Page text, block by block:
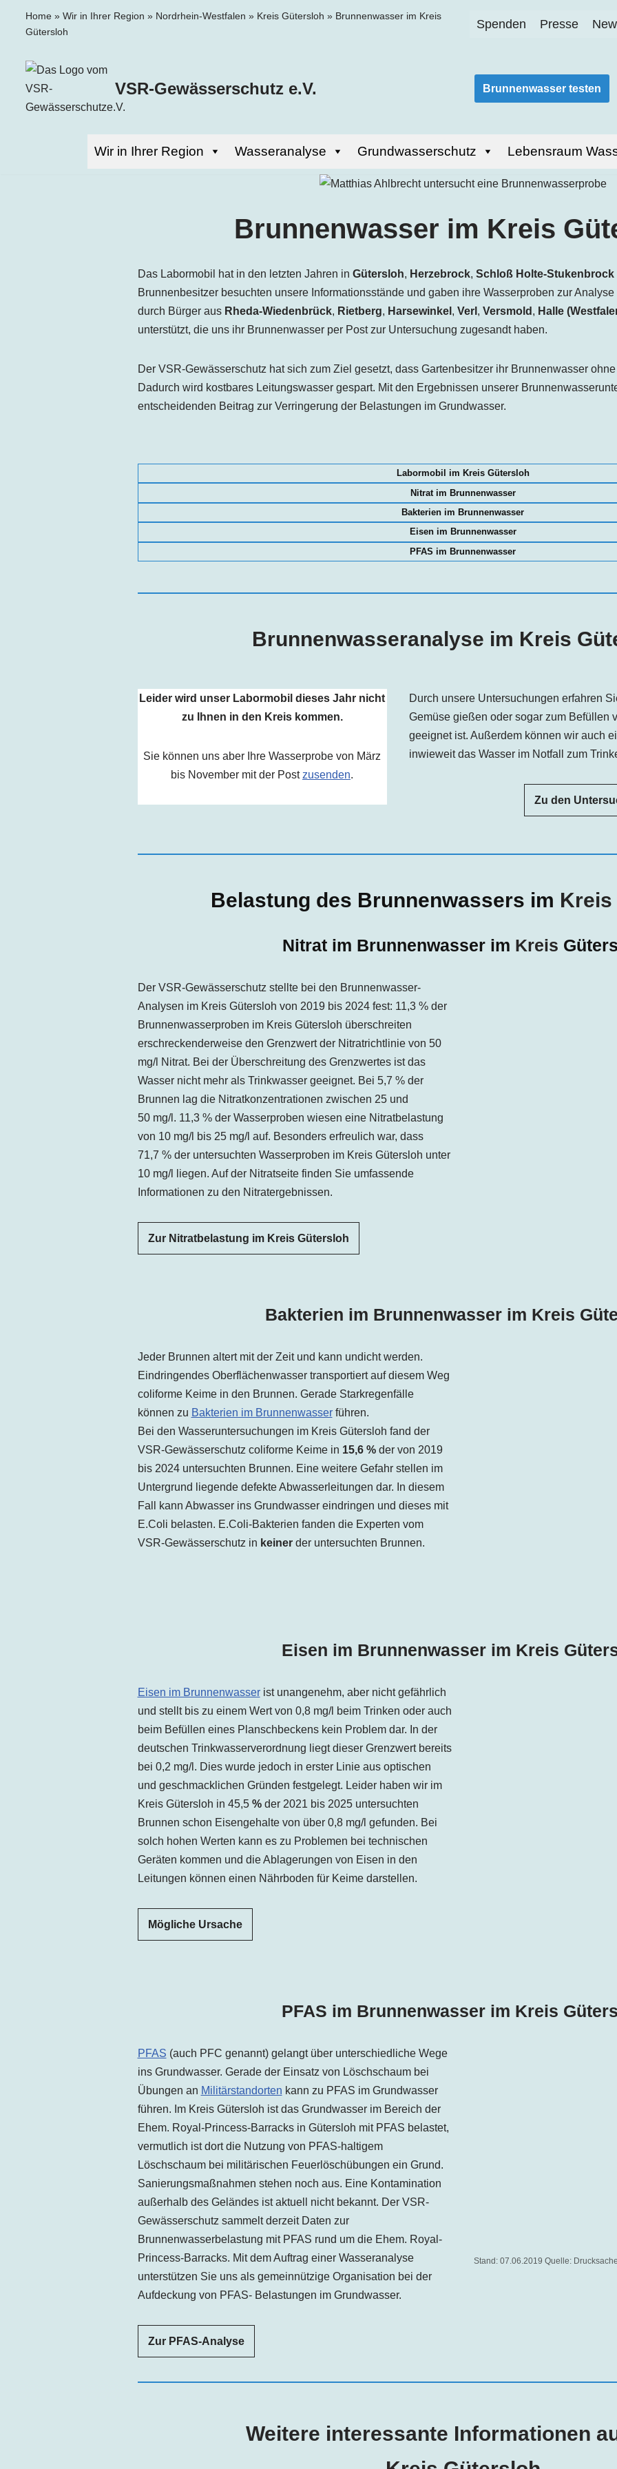
Zum
springen
Home » Wir in Ihrer Region » Nordrhein-Westfalen » Kreis Gütersloh » Brunnenwasser im Kreis
Gütersloh
Spenden Presse
VSR-Gewässerschutz e.V. Brunnenwasser testen
Wir in Ihrer Region Wasseranalyse Grundwasserschutz Lebensraum
Brunnenwasser im Kreis
Das Labormobil hat in den letzten Jahren in Gütersloh, Herzebrock, Schloß Holte-Stukenbrock
Brunnenbesitzer besuchten unsere Informationsstände und gaben ihre Wasserproben zur
durch Bürger aus Rheda-Wiedenbrück, Rietberg, Harsewinkel , Verl , Versmold , Halle
unterstützt, die uns ihr Brunnenwasser per Post zur Untersuchung zugesandt haben.
Der VSR-Gewässerschutz hat sich zum Ziel gesetzt, dass Gartenbesitzer ihr Brunnenwasser
Dadurch wird kostbares Leitungswasser gespart. Mit den Ergebnissen unserer
entscheidenden Beitrag zur Verringerung der Belastungen im Grundwasser.
Labormobil im Kreis Gütersloh
Nitrat im Brunnenwasser
Bakterien im Brunnenwasser
Eisen im Brunnenwasser
PFAS im Brunnenwasser
Brunnenwasseranalyse im Kreis
Leider wird unser Labormobil dieses Jahr nicht
zu Ihnen in den Kreis kommen.
Sie können uns aber Ihre Wasserprobe von März
bis November mit der Post zusenden.
Durch unsere Untersuchungen erfahren
Gemüse gießen oder sogar zum Befüllen
geeignet ist. Außerdem können wir auch
inwieweit das Wasser im Notfall zum
Zu den
Belastung des Brunnenwassers im Kreis
Nitrat im Brunnenwasser im Kreis
Der VSR-Gewässerschutz stellte bei den Brunnenwasser-
Analysen im Kreis Gütersloh von 2019 bis 2024 fest: 11,3 % der
Brunnenwasserproben im Kreis Gütersloh überschreiten
erschreckenderweise den Grenzwert der Nitratrichtlinie von 50
mg/l Nitrat. Bei der Überschreitung des Grenzwertes ist das
Wasser nicht mehr als Trinkwasser geeignet. Bei 5,7 % der
Brunnen lag die Nitratkonzentrationen zwischen 25 und
50 mg/l. 11,3 % der Wasserproben wiesen eine Nitratbelastung
von 10 mg/l bis 25 mg/l auf. Besonders erfreulich war, dass
71,7 % der untersuchten Wasserproben im Kreis Gütersloh unter
10 mg/l liegen. Auf der Nitratseite finden Sie umfassende
Informationen zu den Nitratergebnissen.
Zur Nitratbelastung im Kreis Gütersloh
Bakterien im Brunnenwasser im Kreis
Jeder Brunnen altert mit der Zeit und kann undicht werden.
Eindringendes Oberflächenwasser transportiert auf diesem Weg
coliforme Keime in den Brunnen. Gerade Starkregenfälle
können zu Bakterien im Brunnenwasserführen.
Bei den Wasseruntersuchungen im Kreis Gütersloh fand der
VSR-Gewässerschutz coliforme Keime in 15,6 %der von 2019
bis 2024 untersuchten Brunnen. Eine weitere Gefahr stellen im
Untergrund liegende defekte Abwasserleitungen dar. In diesem
Fall kann Abwasser ins Grundwasser eindringen und dieses mit
E.Coli belasten. E.Coli-Bakterien fanden die Experten vom
VSR-Gewässerschutz in keinerder untersuchten Brunnen.
Eisen im Brunnenwasser im Kreis
Eisen im Brunnenwasserist unangenehm, aber nicht gefährlich
und stellt bis zu einem Wert von 0,8 mg/l beim Trinken oder auch
beim Befüllen eines Planschbeckens kein Problem dar. In der
deutschen Trinkwasserverordnung liegt dieser Grenzwert bereits
bei 0,2 mg/l. Dies wurde jedoch in erster Linie aus optischen
und geschmacklichen Gründen festgelegt. Leider haben wir im
Kreis Gütersloh in 45,5%der 2021 bis 2025 untersuchten
Brunnen schon Eisengehalte von über 0,8 mg/l gefunden. Bei
solch hohen Werten kann es zu Problemen bei technischen
Geräten kommen und die Ablagerungen von Eisen in den
Leitungen können einen Nährboden für Keime darstellen.
Mögliche Ursache
PFAS im Brunnenwasser im Kreis
PFAS (auch PFC genannt) gelangt über unterschiedliche Wege
ins Grundwasser. Gerade der Einsatz von Löschschaum bei
Übungen an Militärstandorten kann zu PFAS im Grundwasser
führen. Im Kreis Gütersloh ist das Grundwasser im Bereich der
Ehem. Royal-Princess-Barracksin Gütersloh mit PFAS belastet,
vermutlich ist dort die Nutzung von PFAS-haltigem
Löschschaum bei militärischen Feuerlöschübungen ein Grund.
Sanierungsmaßnahmen stehen noch aus. Eine Kontamination
außerhalb des Geländes ist aktuell nicht bekannt. Der VSR-
Gewässerschutz sammelt derzeit Daten zur
Brunnenwasserbelastung mit PFAS rund um die Ehem. Royal-
Princess-Barracks. Mit dem Auftrag einer Wasseranalyse
unterstützen Sie uns als gemeinnützige Organisation bei der
Aufdeckung von PFAS- Belastungen im Grundwasser.
Zur PFAS-Analyse
Stand: 07.06.2019 Quelle:
Weitere interessante Informationen